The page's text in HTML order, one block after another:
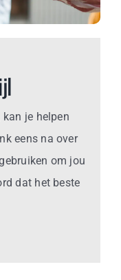
je helpen
eens na over
om jou
dat het beste